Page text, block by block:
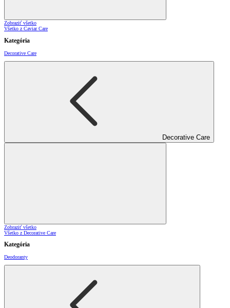
Zobraziť všetko
Všetko z Caviar Care
Kategória
Decorative Care
Decorative Care
Zobraziť všetko
Všetko z Decorative Care
Kategória
Deodoranty